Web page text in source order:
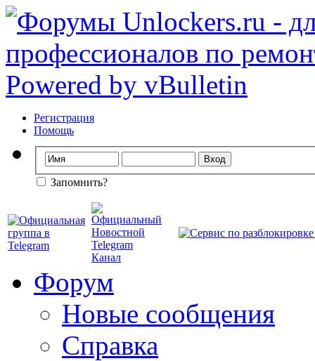
Регистрация
Помощь
Запомнить?
Форум
Новые сообщения
Справка